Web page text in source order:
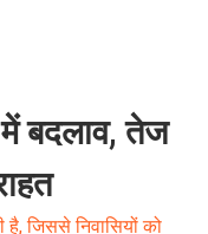
बदलाव, तेज
जिससे निवासियों को